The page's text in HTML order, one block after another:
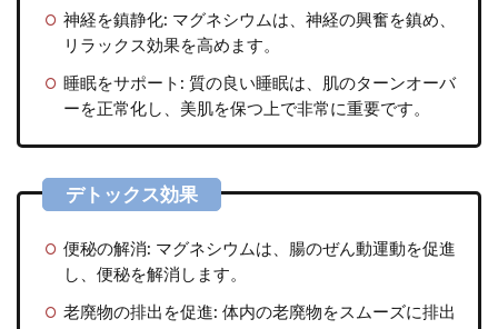
神経を鎮静化: マグネシウムは、神経の興奮を鎮め、
リラックス効果を高めます。
睡眠をサポート: 質の良い睡眠は、肌のターンオーバ
ーを正常化し、美肌を保つ上で非常に重要です。
便秘の解消: マグネシウムは、腸のぜん動運動を促進
し、便秘を解消します。
老廃物の排出を促進: 体内の老廃物をスムーズに排出